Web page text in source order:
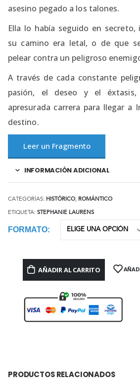
asesino pegado a los talones.
Ella lo había seguido en
su camino era letal, o de que
pelear contra un peligroso
A través de cada constante
pasión, el deseo y el éxtasis,
apresurada carrera para llegar a
destino.
Leer un Fragmento
INFORMACIÓN ADICIONAL
CATEGORÍAS: HISTÓRICO, ROMÁNTICO
ETIQUETA: STEPHANIE LAURENS
FORMATO
AÑADIR AL CARRITO
PRODUCTOS RELACIONADOS